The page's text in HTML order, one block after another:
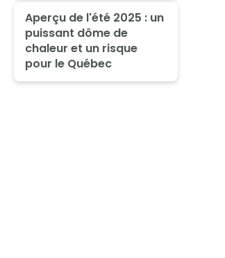
Aperçu de l'été 2025 : un
puissant dôme de
chaleur et un risque
pour le Québec